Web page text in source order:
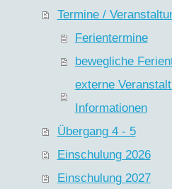
Termine /
Ferientermine
bewegliche
externe
Informationen
Übergang 4 - 5
Einschulung 2026
Einschulung 2027